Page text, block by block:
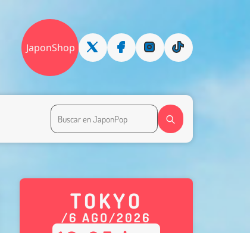
JaponShop
TOKYO
/6 AGO/2026